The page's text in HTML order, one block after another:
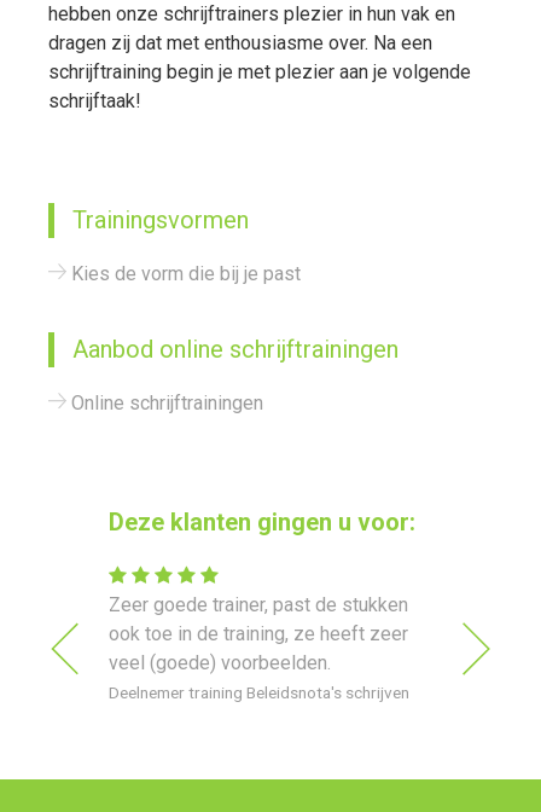
hebben onze schrijftrainers plezier in hun vak en
dragen zij dat met enthousiasme over. Na een
schrijftraining begin je met plezier aan je volgende
schrijftaak!
Trainingsvormen
Kies de vorm die bij je past
Aanbod online schrijftrainingen
Online schrijftrainingen
Deze klanten gingen u voor:
Zeer goede trainer, past de stukken
ook toe in de training, ze heeft zeer
veel (goede) voorbeelden.
Deelnemer training Beleidsnota's schrijven
1